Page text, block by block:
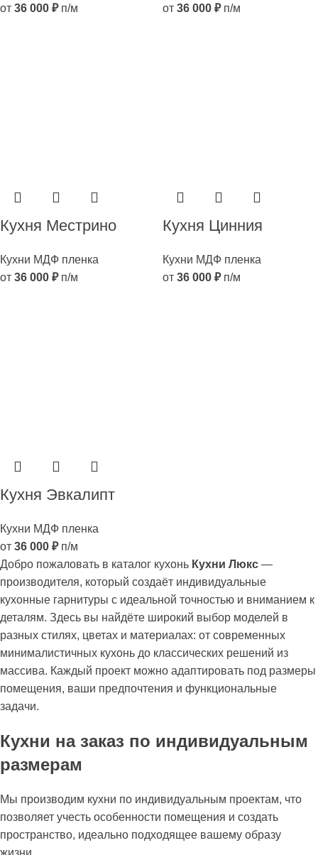
от 36 000 ₽п/м
от 36 000 ₽п/м
Кухня Местрино
Кухни МДФ пленка
от 36 000 ₽п/м
Кухня Цинния
Кухни МДФ пленка
от 36 000 ₽п/м
Кухня Эвкалипт
Кухни МДФ пленка
от 36 000 ₽п/м
Добро пожаловать в каталог кухонь Кухни Люкс —
производителя, который создаёт индивидуальные
кухонные гарнитуры с идеальной точностью и вниманием к
деталям. Здесь вы найдёте широкий выбор моделей в
разных стилях, цветах и материалах: от современных
минималистичных кухонь до классических решений из
массива. Каждый проект можно адаптировать под размеры
помещения, ваши предпочтения и функциональные
задачи.
Кухни на заказ по индивидуальным
размерам
Мы производим кухни по индивидуальным проектам, что
позволяет учесть особенности помещения и создать
пространство, идеально подходящее вашему образу
жизни.